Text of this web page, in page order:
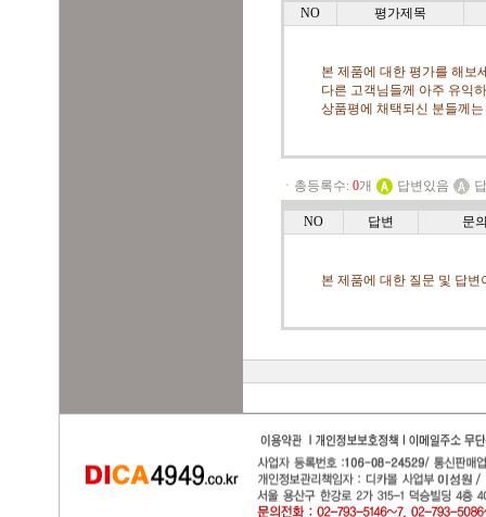
NO
평가제목
본 제품에 대한 평가를 해보
다른 고객님들께 아주 유익
상품평에 채택되신 분들께
ㆍ총등록수: 0개 답변있음
NO 답변 문
본 제품에 대한 질문 및 답